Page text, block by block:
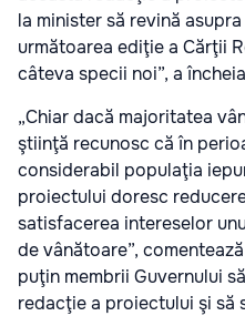
la minister să revină
următoarea ediţie a Cărţii
câteva specii noi”, a
„Chiar dacă majoritatea
ştiinţă recunosc că în
considerabil populaţia
proiectului doresc
satisfacerea intereselor
de vânătoare”,
puţin membrii Guvernului
redacţie a proiectului şi să